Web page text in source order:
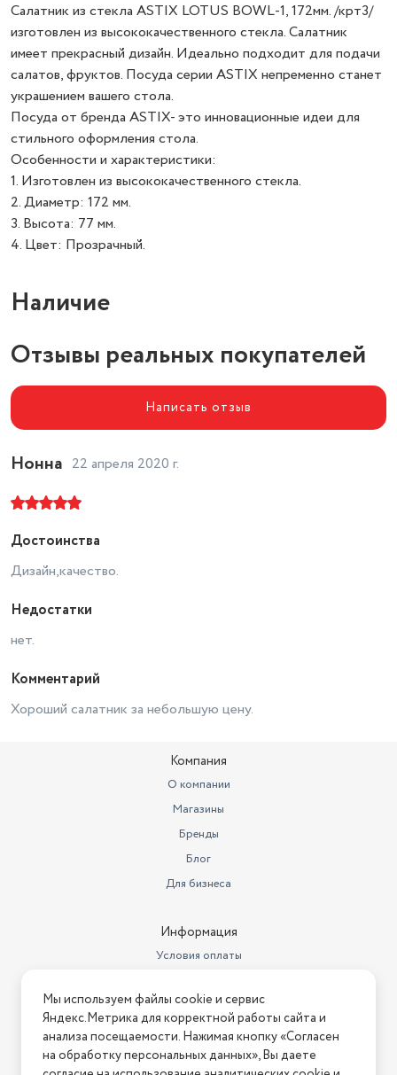
Салатник из стекла ASTIX LOTUS BOWL-1, 172мм. /крт3/
изготовлен из высококачественного стекла. Салатник
имеет прекрасный дизайн. Идеально подходит для подачи
салатов, фруктов. Посуда серии ASTIX непременно станет
украшением вашего стола.
Посуда от бренда ASTIX- это инновационные идеи для
стильного оформления стола.
Особенности и характеристики:
1. Изготовлен из высококачественного стекла.
2. Диаметр: 172 мм.
3. Высота: 77 мм.
4. Цвет: Прозрачный.
Наличие
Отзывы реальных покупателей
Написать отзыв
Нонна 22 апреля 2020 г.
Достоинства
Дизайн,качество.
Недостатки
нет.
Комментарий
Хороший салатник за небольшую цену.
Компания
О компании
Магазины
Бренды
Блог
Для бизнеса
Информация
Условия оплаты
Условия возврата
Нашли ошибку на сайте? Напишите нам
2026 © Интернет-магазин "АстМаркет". У нас есть всё!
Мы используем файлы cookie и сервис
Яндекс.Метрика для корректной работы сайта и
анализа посещаемости. Нажимая кнопку «Согласен
на обработку персональных данных», Вы даете